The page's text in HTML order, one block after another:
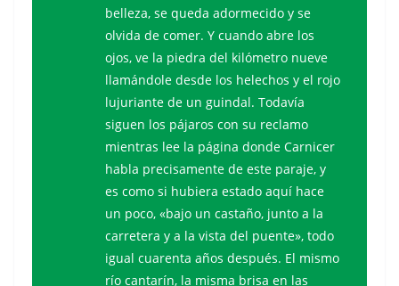
belleza, se queda adormecido y se
olvida de comer. Y cuando abre los
ojos, ve la piedra del kilómetro nueve
llamándole desde los helechos y el rojo
lujuriante de un guindal. Todavía
siguen los pájaros con su reclamo
mientras lee la página donde Carnicer
habla precisamente de este paraje, y
es como si hubiera estado aquí hace
un poco, «bajo un castaño, junto a la
carretera y a la vista del puente», todo
igual cuarenta años después. El mismo
río cantarín, la misma brisa en las